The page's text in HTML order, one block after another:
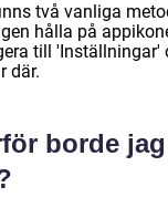
två vanliga
hålla på
till 'Inställningar'
där.
borde